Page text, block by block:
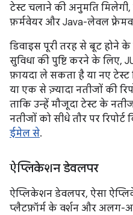
टेस्ट चलाने की अनुमति
फ़र्मवेयर और Java-लेवल
डिवाइस पूरी तरह से बूट होने
सुविधा की पुष्टि करने के लिए,
फ़ायदा ले सकता है या नए
या एक से ज़्यादा नतीजों की
ताकि उन्हें मौजूदा टेस्ट के
नतीजों को सीधे तौर पर
ईमेल से.
ऐप्लिकेशन डेवलपर
ऐप्लिकेशन डेवलपर, ऐसा
प्लैटफ़ॉर्म के वर्शन और अलग-